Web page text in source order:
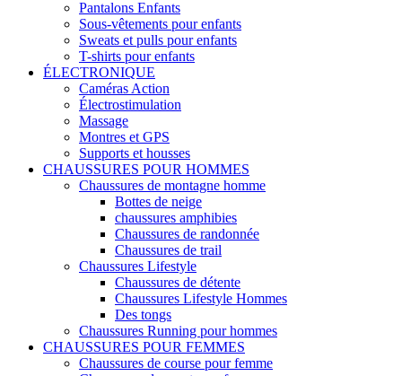
Pantalons Enfants
Sous-vêtements pour enfants
Sweats et pulls pour enfants
T-shirts pour enfants
ÉLECTRONIQUE
Caméras Action
Électrostimulation
Massage
Montres et GPS
Supports et housses
CHAUSSURES POUR HOMMES
Chaussures de montagne homme
Bottes de neige
chaussures amphibies
Chaussures de randonnée
Chaussures de trail
Chaussures Lifestyle
Chaussures de détente
Chaussures Lifestyle Hommes
Des tongs
Chaussures Running pour hommes
CHAUSSURES POUR FEMMES
Chaussures de course pour femme